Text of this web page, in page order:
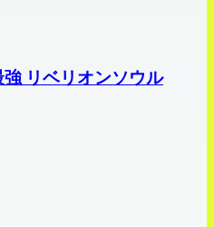
リベリオンソウル